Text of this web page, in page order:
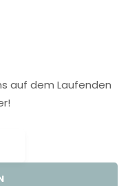
auf dem Laufenden